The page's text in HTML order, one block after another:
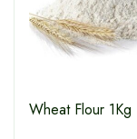
Wheat Flour 1Kg